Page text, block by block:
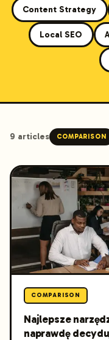
Content Strategy
Local SEO
9 articles COMPARISON
COMPARISON
Najlepsze
naprawdę